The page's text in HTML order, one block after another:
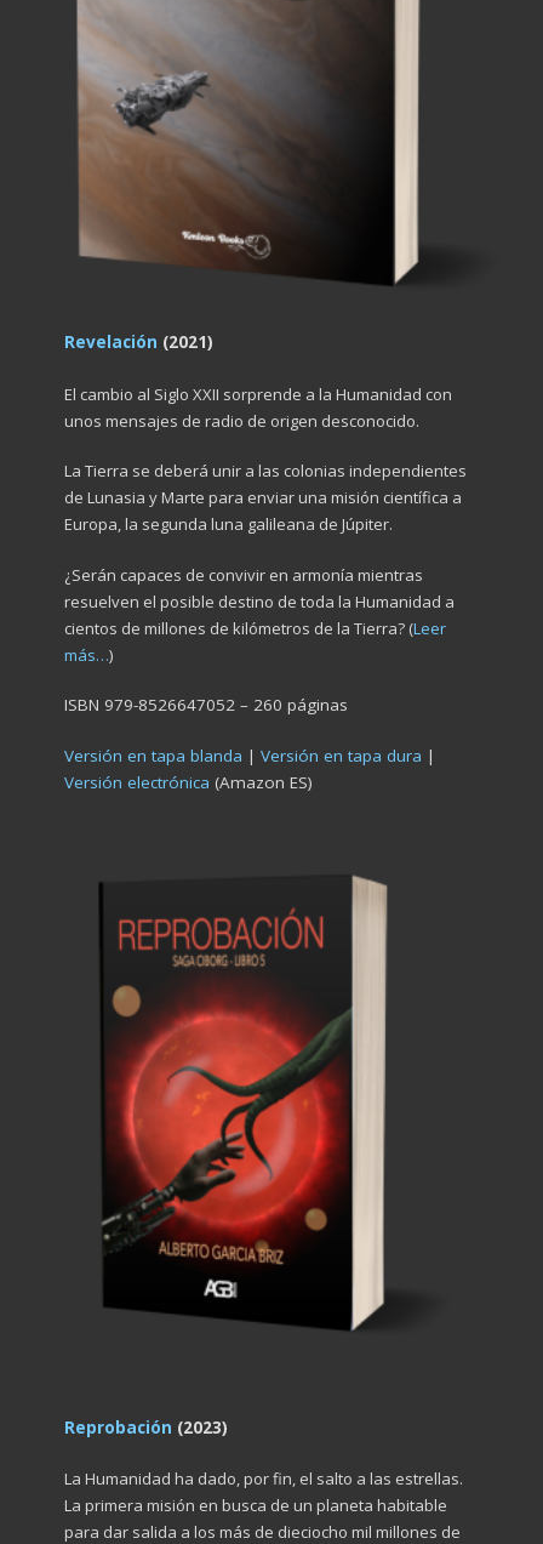
Revelación (2021)
El cambio al Siglo XXII sorprende a la Humanidad con
unos mensajes de radio de origen desconocido.
La Tierra se deberá unir a las colonias independientes
de Lunasia y Marte para enviar una misión científica a
Europa, la segunda luna galileana de Júpiter.
¿Serán capaces de convivir en armonía mientras
resuelven el posible destino de toda la Humanidad a
cientos de millones de kilómetros de la Tierra? (Leer
más…)
ISBN 979-8526647052 – 260 páginas
Versión en tapa blanda | Versión en tapa dura |
Versión electrónica (Amazon ES)
Reprobación (2023)
La Humanidad ha dado, por fin, el salto a las estrellas.
La primera misión en busca de un planeta habitable
para dar salida a los más de dieciocho mil millones de